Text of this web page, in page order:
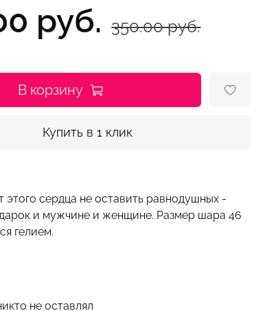
руб. 350.00 руб.
В корзину
Купить в 1 клик
этого сердца не оставить равнодушных -
и мужчине и женщине. Размер шара 46
гелием.
не оставлял